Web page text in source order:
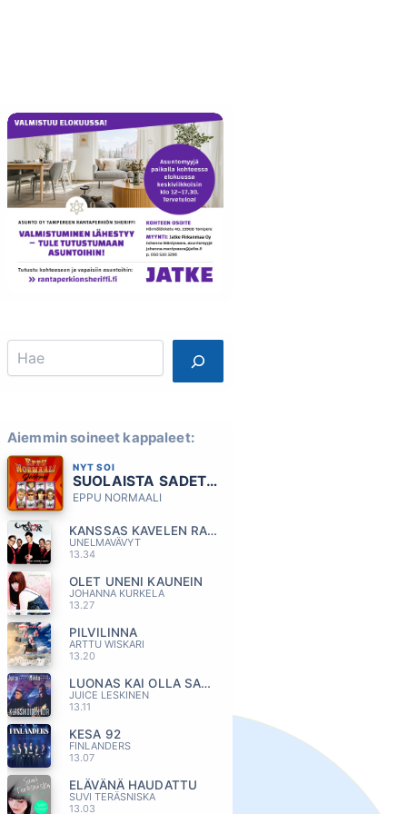
Search
Aiemmin soineet kappaleet:
NYT SOI
SUOLAISTA SADETTA
EPPU NORMAALI
KANSSAS KAVELEN RANTAA
UNELMAVÄVYT
13.34
OLET UNENI KAUNEIN
JOHANNA KURKELA
13.27
PILVILINNA
ARTTU WISKARI
13.20
LUONAS KAI OLLA SAAN
JUICE LESKINEN
13.11
KESA 92
FINLANDERS
13.07
ELÄVÄNÄ HAUDATTU
SUVI TERÄSNISKA
13.03